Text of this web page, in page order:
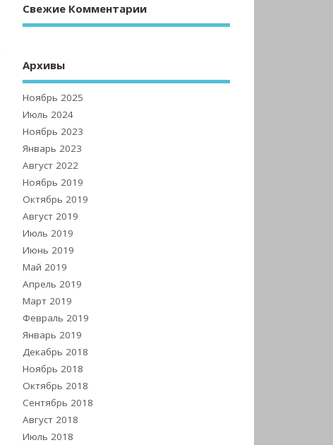
Свежие Комментарии
Архивы
Ноябрь 2025
Июль 2024
Ноябрь 2023
Январь 2023
Август 2022
Ноябрь 2019
Октябрь 2019
Август 2019
Июль 2019
Июнь 2019
Май 2019
Апрель 2019
Март 2019
Февраль 2019
Январь 2019
Декабрь 2018
Ноябрь 2018
Октябрь 2018
Сентябрь 2018
Август 2018
Июль 2018